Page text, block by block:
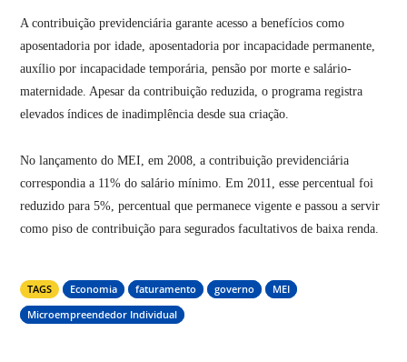
A contribuição previdenciária garante acesso a benefícios como
aposentadoria por idade, aposentadoria por incapacidade permanente,
auxílio por incapacidade temporária, pensão por morte e salário-
maternidade. Apesar da contribuição reduzida, o programa registra
elevados índices de inadimplência desde sua criação.
No lançamento do MEI, em 2008, a contribuição previdenciária
correspondia a 11% do salário mínimo. Em 2011, esse percentual foi
reduzido para 5%, percentual que permanece vigente e passou a servir
como piso de contribuição para segurados facultativos de baixa renda.
TAGS Economia faturamento governo
MEI
Microempreendedor Individual